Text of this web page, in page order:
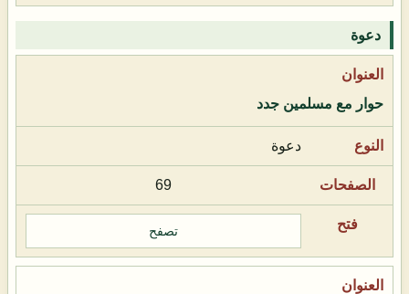
دعوة
حوار مع مسلمين جدد
دعوة
69
تصفح